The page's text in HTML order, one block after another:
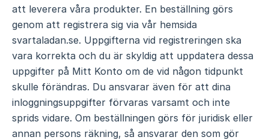
att leverera våra produkter. En beställning görs
genom att registrera sig via vår hemsida
svartaladan.se. Uppgifterna vid registreringen ska
vara korrekta och du är skyldig att uppdatera dessa
uppgifter på Mitt Konto om de vid någon tidpunkt
skulle förändras. Du ansvarar även för att dina
inloggningsuppgifter förvaras varsamt och inte
sprids vidare. Om beställningen görs för juridisk eller
annan persons räkning, så ansvarar den som gör